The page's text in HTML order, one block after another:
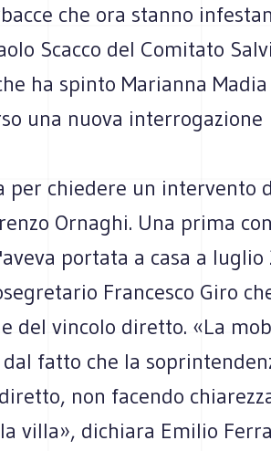
che ora stanno
Scacco del Comitato
ha spinto Marianna
una nuova interrogazione
per chiedere un intervento
Ornaghi. Una prima
portata a casa a
Francesco Giro
del vincolo diretto. «La
fatto che la
non facendo
villa», dichiara Emilio